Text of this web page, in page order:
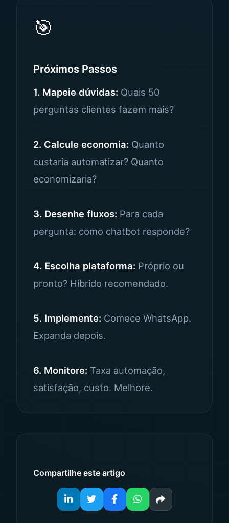
🎯
Próximos Passos
1. Mapeie dúvidas: Quais 50
perguntas clientes fazem mais?
2. Calcule economia: Quanto
custaria automatizar? Quanto
economizaria?
3. Desenhe fluxos: Para cada
pergunta: como chatbot responde?
4. Escolha plataforma: Próprio ou
pronto? Híbrido recomendado.
5. Implemente: Comece WhatsApp.
Expanda depois.
6. Monitore: Taxa automação,
satisfação, custo. Melhore.
Compartilhe este artigo